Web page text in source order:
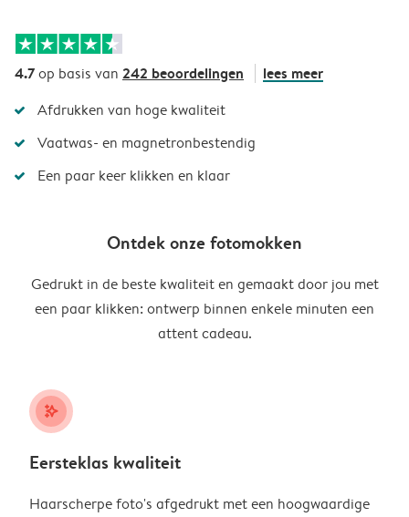
4.7op basis van 242 beoordelingen lees meer
Afdrukken van hoge kwaliteit
Vaatwas- en magnetronbestendig
Een paar keer klikken en klaar
Ontdek onze fotomokken
Gedrukt in de beste kwaliteit en gemaakt door jou met
een paar klikken: ontwerp binnen enkele minuten een
attent cadeau.
stars_plus
Eersteklas kwaliteit
Haarscherpe foto's afgedrukt met een hoogwaardige